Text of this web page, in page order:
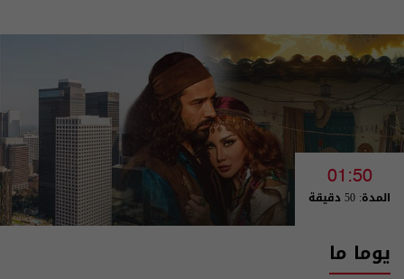
01:50
المدة: 50 دقيقة
يوما ما